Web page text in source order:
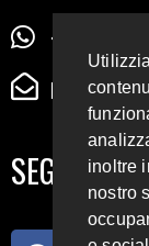
+39 345
SEGUICIinoltre
nostro